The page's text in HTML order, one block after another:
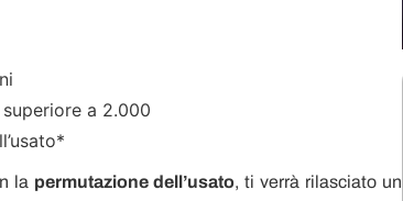
a 2.000
la permutazione dell’usato, ti verrà rilasciato un